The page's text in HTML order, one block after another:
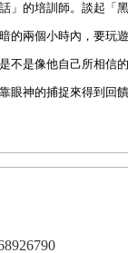
」的培訓師。談起「
的兩個小時內，要玩
不是像他自己所相信
眼神的捕捉來得到回
格原型」的東西。
九八八年德國創立第